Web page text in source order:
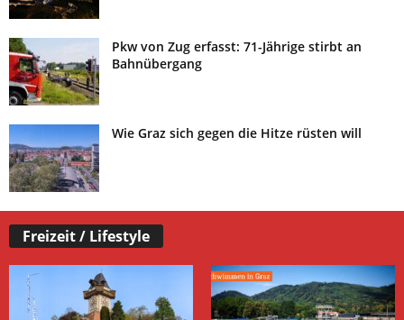
Pkw von Zug erfasst: 71-Jährige stirbt an
Bahnübergang
Wie Graz sich gegen die Hitze rüsten will
Freizeit / Lifestyle